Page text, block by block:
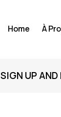
Home À
SIGN UP AND